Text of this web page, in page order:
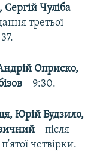
Чуліба –​
третьої
Оприско,
​– 9:30.
Юрій Будзило,
​– після
четвірки.